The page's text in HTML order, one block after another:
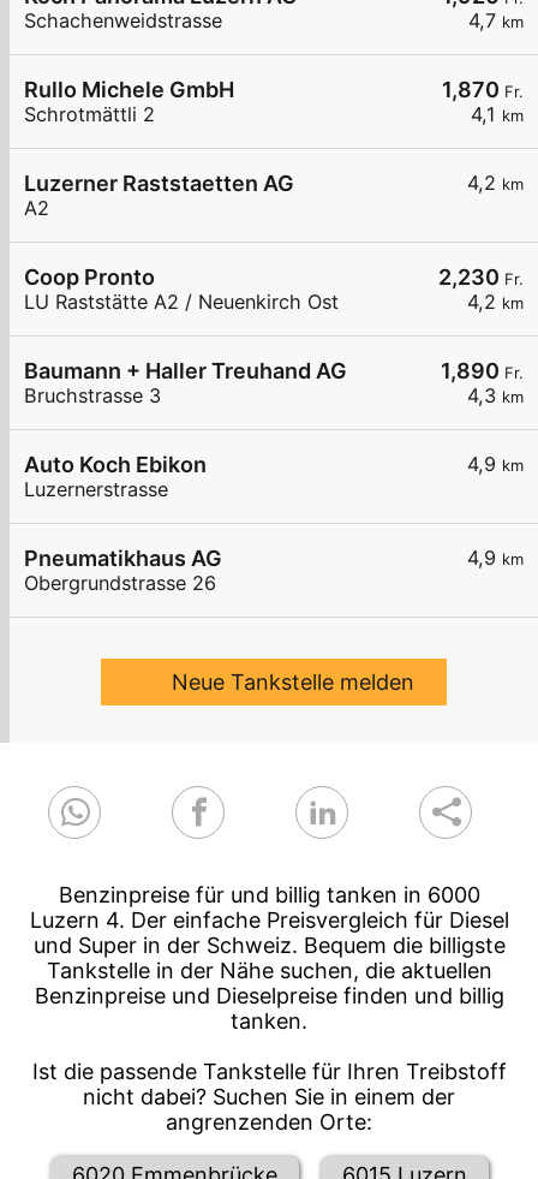
4,7 km
Schachenweidstrasse
1,870 Fr.
4,1 km
Rullo Michele GmbH
Schrotmättli 2
4,2 km
Luzerner Raststaetten AG
A2
2,230 Fr.
4,2 km
Coop Pronto
LU Raststätte A2 / Neuenkirch Ost
1,890 Fr.
4,3 km
Baumann + Haller Treuhand AG
Bruchstrasse 3
4,9 km
Auto Koch Ebikon
Luzernerstrasse
4,9 km
Pneumatikhaus AG
Obergrundstrasse 26
Neue Tankstelle melden
Benzinpreise für und billig tanken in 6000
Luzern 4. Der einfache Preisvergleich für Diesel
und Super in der Schweiz. Bequem die billigste
Tankstelle in der Nähe suchen, die aktuellen
Benzinpreise und Dieselpreise finden und billig
tanken.
Ist die passende Tankstelle für Ihren Treibstoff
nicht dabei? Suchen Sie in einem der
angrenzenden Orte: